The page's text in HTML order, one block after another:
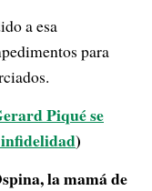
a esa
para
Piqué se
)
la mamá de